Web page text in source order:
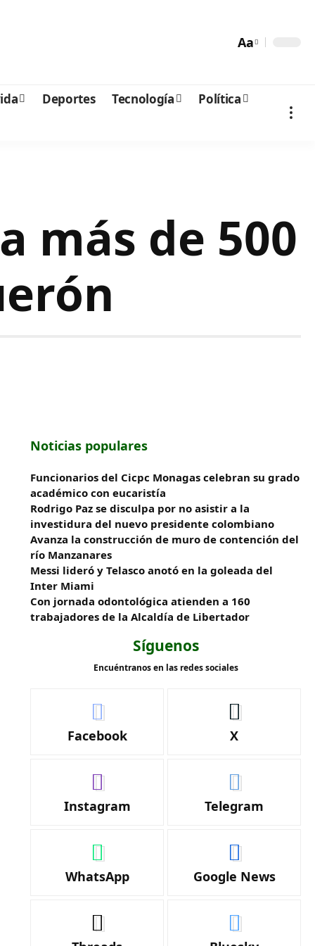
Aa
Deportes Tecnología
Política
más de 500
Noticias populares
Funcionarios del Cicpc Monagas celebran su grado
académico con eucaristía
Rodrigo Paz se disculpa por no asistir a la
investidura del nuevo presidente colombiano
Avanza la construcción de muro de contención del
río Manzanares
Messi lideró y Telasco anotó en la goleada del
Inter Miami
Con jornada odontológica atienden a 160
trabajadores de la Alcaldía de Libertador
Síguenos
Encuéntranos en las redes sociales
Facebook X
Instagram Telegram
WhatsApp Google News